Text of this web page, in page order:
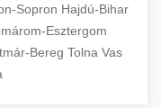
Sopron Hajdú-Bihar
Esztergom
Bereg Tolna Vas